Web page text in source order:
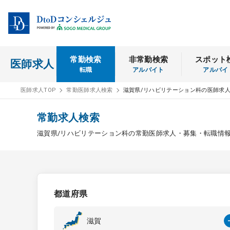
医師求人 常勤検索
転職
非常勤検索
アルバイト
スポット
アルバイ
医師求人TOP 常勤医師求人検索 滋賀県/リハビリテーション科の医師求人
常勤求人検索
滋賀県/リハビリテーション科の常勤医師求人・募集・転職情
都道府県
滋賀